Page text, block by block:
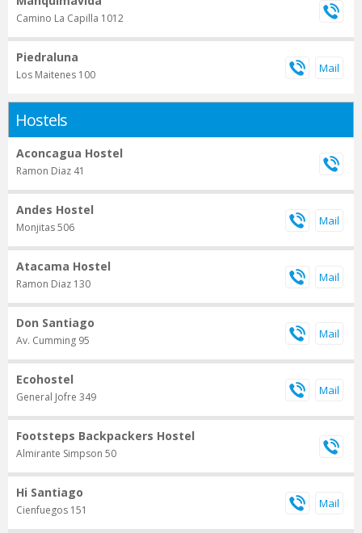
Camino La Capilla 1012
Piedraluna
Los Maitenes 100
Hostels
Aconcagua Hostel
Ramon Diaz 41
Andes Hostel
Monjitas 506
Atacama Hostel
Ramon Diaz 130
Don Santiago
Av. Cumming 95
Ecohostel
General Jofre 349
Footsteps Backpackers Hostel
Almirante Simpson 50
Hi Santiago
Cienfuegos 151